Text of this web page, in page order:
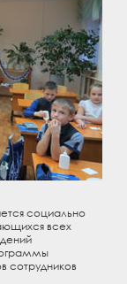
социально
всех
сотрудников